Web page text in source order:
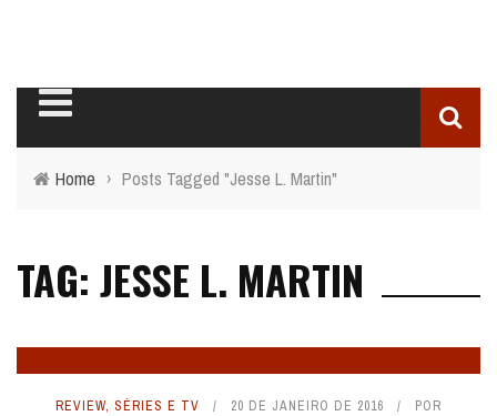
Home › Posts Tagged "Jesse L. Martin"
TAG: JESSE L. MARTIN
REVIEW, SÉRIES E TV 20 DE JANEIRO DE 2016
POR